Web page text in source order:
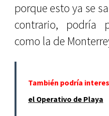
porque esto ya se
contrario, podría
como la de
También podría
el Operativo de Playa